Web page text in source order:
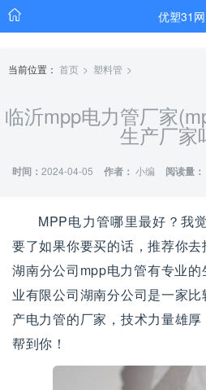
优塑31网
当前位置： 首页 塑料管
临沂mpp电力管厂家
生产厂家
时间： 2024-04-05 作者： 小编 阅读量：
MPP电力管哪里最好？我
要了如果你要买的话，推荐你
湖南分公司mpp电力管有专业
业有限公司湖南分公司是一家
产电力管的厂家，技术力量雄
帮到你！